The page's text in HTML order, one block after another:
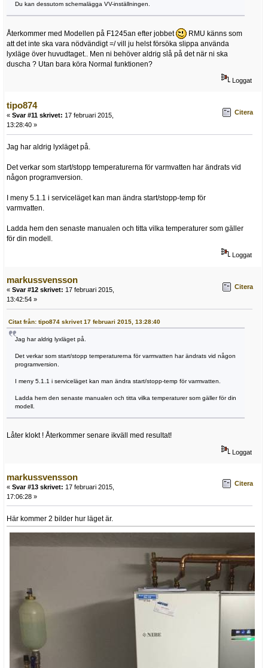
Du kan dessutom schemalägga VV-inställningen.
Återkommer med Modellen på F1245an efter jobbet
RMU känns som
att det inte ska vara nödvändigt =/ vill ju helst försöka slippa använda
lyxläge över huvudtaget.. Men ni behöver aldrig slå på det när ni ska
duscha ? Utan bara köra Normal funktionen?
Loggat
tipo874
« Svar #11 skrivet: 17 februari 2015,
13:28:40 »
Citera
Jag har aldrig lyxläget på.
Det verkar som start/stopp temperaturerna för varmvatten har ändrats vid
någon programversion.
I meny 5.1.1 i serviceläget kan man ändra start/stopp-temp för
varmvatten.
Ladda hem den senaste manualen och titta vilka temperaturer som gäller
för din modell.
Loggat
markussvensson
« Svar #12 skrivet: 17 februari 2015,
13:42:54 »
Citera
Citat från: tipo874 skrivet 17 februari 2015, 13:28:40
Jag har aldrig lyxläget på.
Det verkar som start/stopp temperaturerna för varmvatten har ändrats vid någon
programversion.
I meny 5.1.1 i serviceläget kan man ändra start/stopp-temp för varmvatten.
Ladda hem den senaste manualen och titta vilka temperaturer som gäller för din
modell.
Låter klokt ! Återkommer senare ikväll med resultat!
Loggat
markussvensson
« Svar #13 skrivet: 17 februari 2015,
17:06:28 »
Citera
Här kommer 2 bilder hur läget är.